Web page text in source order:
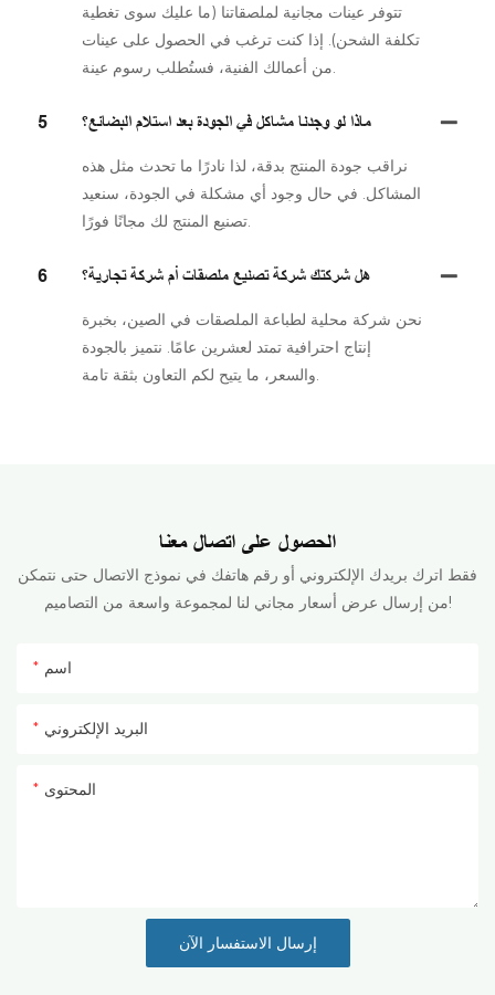
تتوفر عينات مجانية لملصقاتنا (ما عليك سوى تغطية
تكلفة الشحن). إذا كنت ترغب في الحصول على عينات
من أعمالك الفنية، فستُطلب رسوم عينة.
5 ماذا لو وجدنا مشاكل في الجودة بعد استلام البضائع؟
نراقب جودة المنتج بدقة، لذا نادرًا ما تحدث مثل هذه
المشاكل. في حال وجود أي مشكلة في الجودة، سنعيد
تصنيع المنتج لك مجانًا فورًا.
6 هل شركتك شركة تصنيع ملصقات أم شركة تجارية؟
نحن شركة محلية لطباعة الملصقات في الصين، بخبرة
إنتاج احترافية تمتد لعشرين عامًا. نتميز بالجودة
والسعر، ما يتيح لكم التعاون بثقة تامة.
الحصول على اتصال معنا
فقط اترك بريدك الإلكتروني أو رقم هاتفك في نموذج الاتصال حتى نتمكن
من إرسال عرض أسعار مجاني لنا لمجموعة واسعة من التصاميم!
اسم
البريد الإلكتروني
المحتوى
إرسال الاستفسار الآن